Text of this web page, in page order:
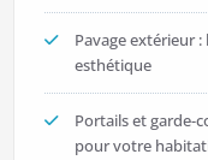
Pavage extérieur
esthétique
Portails et garde-
pour votre